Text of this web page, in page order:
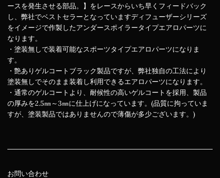
ースを発生させる部品。】をレースからいち早くフィードバック
し、弊社でベストセラーとなっていますディフューザーシリーズ
をイメージで作製したアンダースポイラータイプエアロパーツに
なります。
・塗装無しで装着可能なスポーツタイプエアロパーツになりま
す。
・艶ありゲルコートブラック製品ですが、弊社独自の工法により
塗装無しでそのまま装着し利用できるエアロパーツになります。
・通常のゲルコートより、耐候性の高いゲルコートを採用、製品
の厚みを2.5㎜～3㎜に仕上げになっています。(品質に拘っていま
すが、塗装製品ではありませんので薄傷が多少ございます。)
お問い合わせ